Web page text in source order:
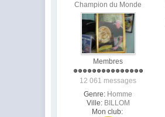
Champion du Monde
Membres
12 061 messages
Genre: Homme
Ville: BILLOM
Mon club: